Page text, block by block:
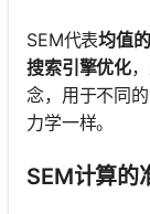
SEM代表均值
搜索引擎优化
念，用于不同
力学一样。
SEM计算的